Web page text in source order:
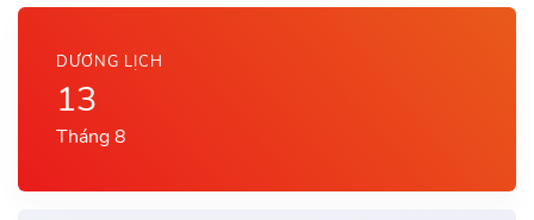
DƯƠNG LỊCH
13
Tháng 8